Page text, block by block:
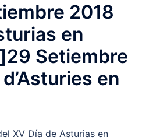
2018
en
Setiembre
en
XV Día de Asturias en